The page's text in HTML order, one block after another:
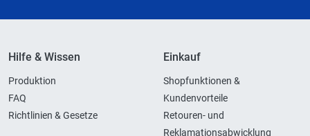
Hilfe & Wissen
Produktion
FAQ
Richtlinien & Gesetze
Einkauf
Shopfunktionen &
Kundenvorteile
Retouren- und
Reklamationsabwicklung